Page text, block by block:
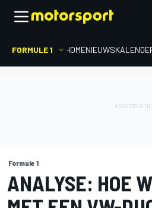
FORMULE 1 HOMENIEUWS
Formule 1
ANALYSE: HOE